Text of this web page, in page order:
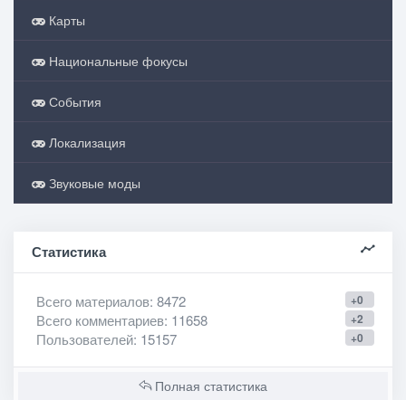
Карты
Национальные фокусы
События
Локализация
Звуковые моды
Статистика
+0
Всего материалов: 8472
+2
Всего комментариев: 11658
+0
Пользователей: 15157
Полная статистика